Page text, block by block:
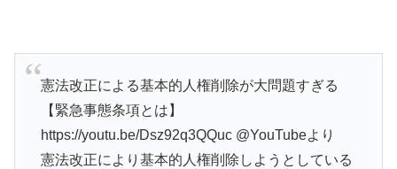
憲法改正による基本的人権削除が大問題すぎる
【緊急事態条項とは】
https://youtu.be/Dsz92q3QQuc @YouTubeより
憲法改正により基本的人権削除しようとしている